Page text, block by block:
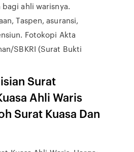
ahli warisnya.
Taspen, asuransi,
Fotokopi Akta
SBKRI (Surat Bukti
Surat
Ahli Waris
Surat Kuasa Dan